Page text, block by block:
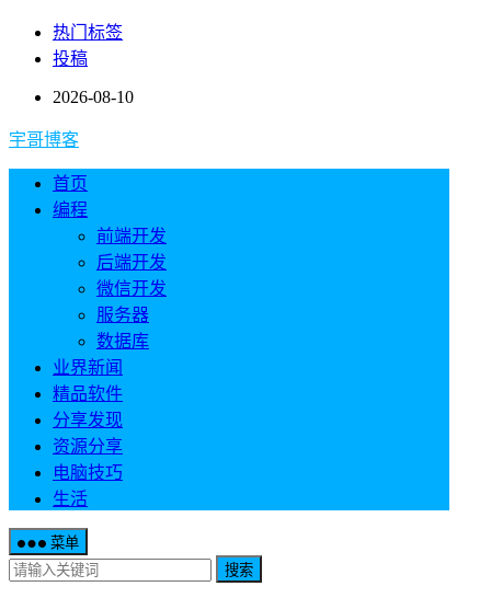
热门标签
投稿
2026-08-10
宇哥博客
首页
编程
前端开发
后端开发
微信开发
服务器
数据库
业界新闻
精品软件
分享发现
资源分享
电脑技巧
生活
菜单
搜索